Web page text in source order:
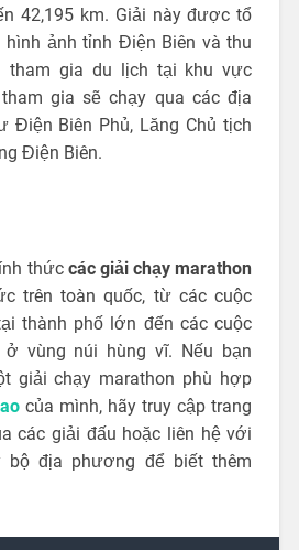
42,195 km. Giải này được tổ
ảnh tỉnh Điện Biên và thu
tham gia du lịch tại khu vực
gia sẽ chạy qua các địa
Điện Biên Phủ, Lăng Chủ tịch
Điện Biên.
thức các giải chạy marathon
trên toàn quốc, từ các cuộc
thành phố lớn đến các cuộc
vùng núi hùng vĩ. Nếu bạn
giải chạy marathon phù hợp
của mình, hãy truy cập trang
các giải đấu hoặc liên hệ với
bộ địa phương để biết thêm